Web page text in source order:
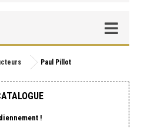
Paul Pillot
!